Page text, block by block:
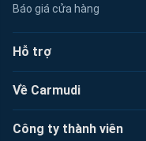
Báo giá cửa hàng
Hỗ trợ
Về Carmudi
Công ty thành viên